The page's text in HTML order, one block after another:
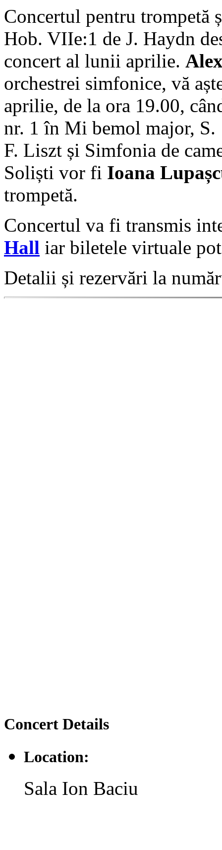
Concertul pentru trompetă
Hob. VIIe:1 de J. Haydn
concert al lunii aprilie.
orchestrei simfonice, vă
aprilie, de la ora 19.00,
nr. 1 în Mi bemol major, S.
F. Liszt și Simfonia de
Soliști vor fi Ioana
trompetă.
Concertul va fi transmis
Hall iar biletele virtuale
Detalii și rezervări la
Concert Details
Location:
Sala Ion Baciu